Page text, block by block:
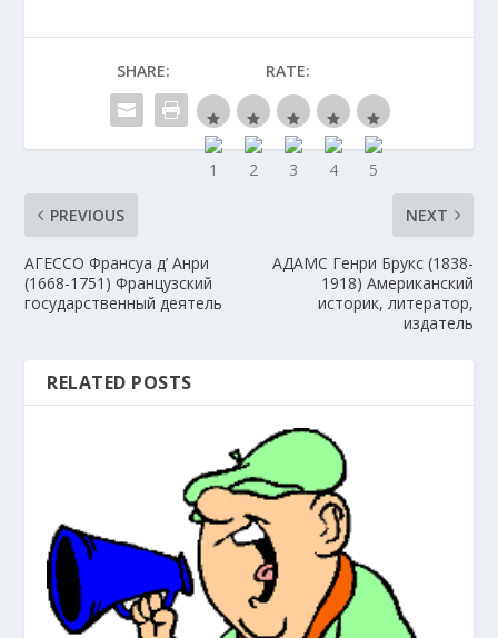
SHARE: RATE:
PREVIOUS
АГЕССО Франсуа д’ Анри
(1668-1751) Французский
государственный деятель
NEXT
АДАМС Генри Брукс (1838-
1918) Американский
историк, литератор,
издатель
RELATED POSTS